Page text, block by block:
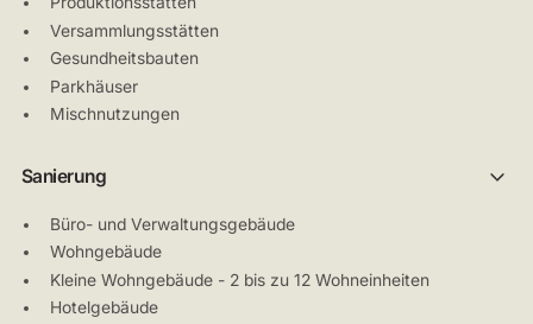
Versammlungsstätten
Gesundheitsbauten
Parkhäuser
Mischnutzungen
Sanierung
Büro- und Verwaltungsgebäude
Wohngebäude
Kleine Wohngebäude - 2 bis zu 12 Wohneinheiten
Hotelgebäude